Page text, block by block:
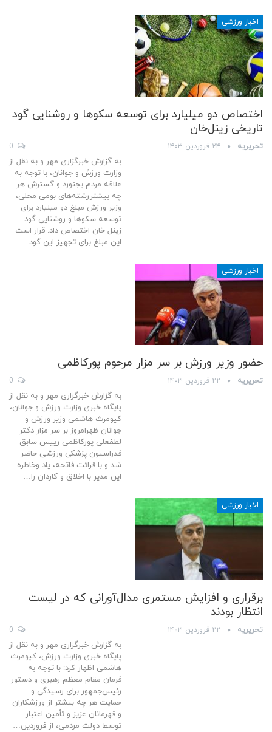
اخبار ورزشی
اختصاص دو میلیارد برای توسعه سکوها و روشنایی گود
تاریخی زینل‌خان
تحریریه ۲۴ فروردین ۱۴۰۳
به گزارش خبرگزاری مهر و به نقل از
وزارت ورزش و جوانان، با توجه به
علاقه مردم بجنورد و گسترش هر
چه بیشتررشته‌های بومی-محلی،
وزیر ورزش مبلغ دو میلیارد برای
توسعه سکوها و روشنایی گود
زینل خان اختصاص داد. قرار است
این مبلغ برای تجهیز این گود…
اخبار ورزشی
حضور وزیر ورزش بر سر مزار مرحوم پورکاظمی
تحریریه ۲۲ فروردین ۱۴۰۳
به گزارش خبرگزاری مهر و به نقل از
پایگاه خبری وزارت ورزش و جوانان،
کیومرث هاشمی وزیر ورزش و
جوانان ظهرامروز بر سر مزار دکتر
لطفعلی پورکاظمی رییس سابق
فدراسیون پزشکی ورزشی حاضر
شد و با قرائت فاتحه، یاد وخاطره
این مدیر با اخلاق و کاردان را…
اخبار ورزشی
برقراری و افزایش مستمری مدال‌آورانی که در لیست
انتظار بودند
تحریریه ۲۲ فروردین ۱۴۰۳
به گزارش خبرگزاری مهر و به نقل از
پایگاه خبری وزارت ورزش، کیومرث
هاشمی اظهار کرد: با توجه به
فرمان مقام معظم رهبری و دستور
رئیس‌جمهور برای رسیدگی و
حمایت هر چه بیشتر از ورزشکاران
و قهرمانان عزیز و تأمین اعتبار
توسط دولت مردمی، از فروردین…